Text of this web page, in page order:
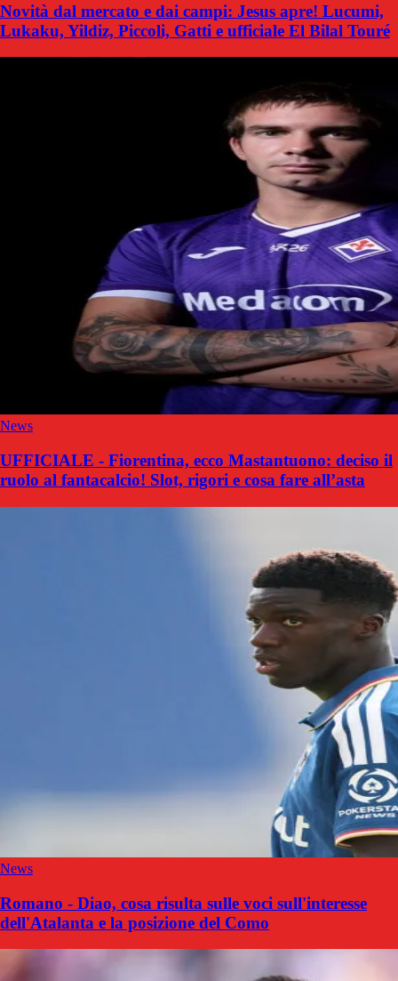
Novità dal mercato e dai campi: Jesus apre! Lucumi,
Lukaku, Yildiz, Piccoli, Gatti e ufficiale El Bilal Touré
News
UFFICIALE - Fiorentina, ecco Mastantuono: deciso il
ruolo al fantacalcio! Slot, rigori e cosa fare all’asta
News
Romano - Diao, cosa risulta sulle voci sull'interesse
dell'Atalanta e la posizione del Como